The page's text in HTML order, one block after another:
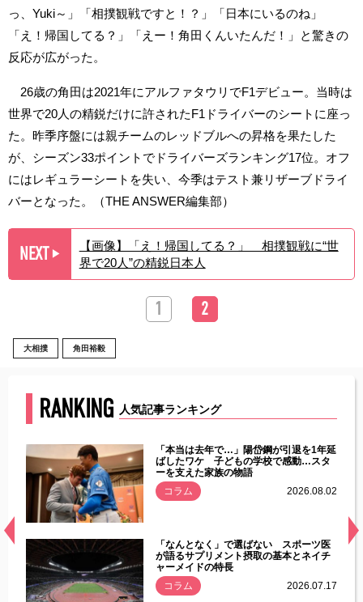
っ、Yuki～」「相撲観戦ですと！？」「日本にいるのね」
「え！帰国してる？」「えー！角田くんいたんだ！」と驚きの
反応が広がった。
26歳の角田は2021年にアルファタウリでF1デビュー。当時は
世界で20人の精鋭だけに許されたF1ドライバーのシートに座っ
た。昨季序盤には親チームのレッドブルへの昇格を果たした
が、シーズン33ポイントでドライバーズランキング17位。オフ
にはレギュラーシートを失い、今季はテスト兼リザーブドライ
バーとなった。（THE ANSWER編集部）
NEXT ▶︎
【画像】「え！帰国してる？」 相撲観戦に“世
界で20人”の精鋭日本人
1 2
大相撲 角田裕毅
RANKING 人気記事ランキング
常
「本当は去年で…」陽岱鋼が引退を1年延
ばしたワケ 子どもの学校で感動…スタ
ーを支えた家族の物語
コラム
2026.08.02
「なんとなく」で選ばない スポーツ医
が語るサプリメント摂取の基本とネイチ
ャーメイドの特長
コラム
2026.07.17